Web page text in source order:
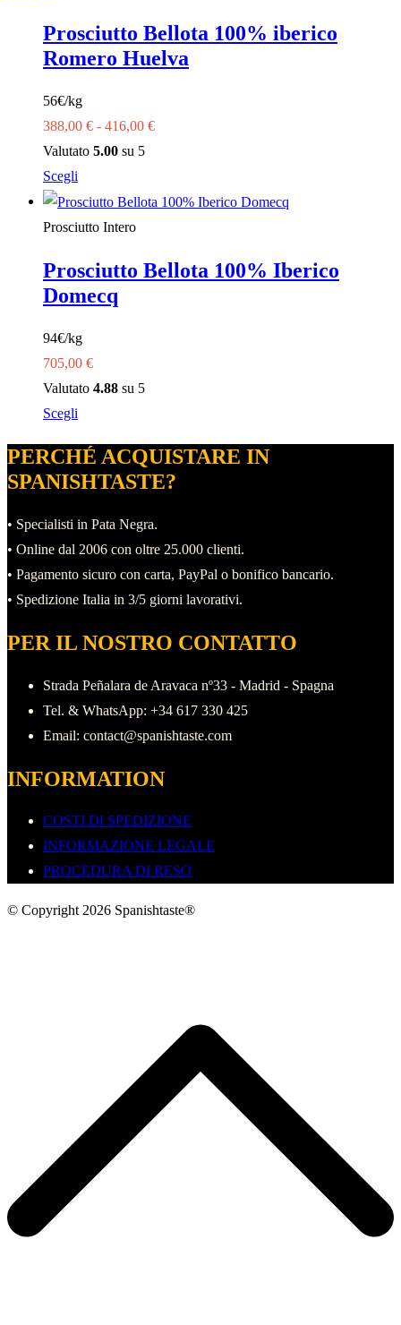
opzioni
possono
Prosciutto Bellota 100% iberico
Romero Huelva
56€/kg
388,00 € - 416,00 €Fascia
da
416,00 €
Valutato 5.00 su 5
Scegli
prodotto
ha
varianti.
Le
possono
pagina
del
Prosciutto Intero
Prosciutto Bellota 100% Iberico
Domecq
94€/kg
705,00 €
Valutato 4.88 su 5
Scegli
ha
più
scelte
pagina
del
prodotto
PERCHÉ ACQUISTARE IN
SPANISHTASTE?
• Specialisti in Pata Negra.
• Online dal 2006 con oltre 25.000 clienti.
• Pagamento sicuro con carta, PayPal o bonifico bancario.
• Spedizione Italia in 3/5 giorni lavorativi.
PER IL NOSTRO CONTATTO
Strada Peñalara de Aravaca nº33 - Madrid - Spagna
Tel. & WhatsApp: +34 617 330 425
Email: contact@spanishtaste.com
INFORMATION
COSTI DI SPEDIZIONE
INFORMAZIONE LEGALE
PROCEDURA DI RESO
© Copyright 2026 Spanishtaste®